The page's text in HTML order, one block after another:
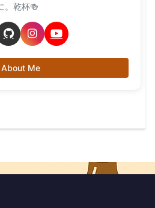
。乾杯🍻
About Me